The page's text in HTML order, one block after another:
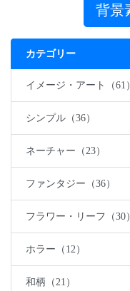
背景
カテゴリー
イメージ・アート（61）
シンプル（36）
ネーチャー（23）
ファンタジー（36）
フラワー・リーフ（30）
ホラー（12）
和柄（21）